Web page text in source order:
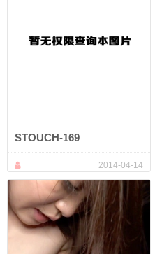
STOUCH-169
2014-04-14